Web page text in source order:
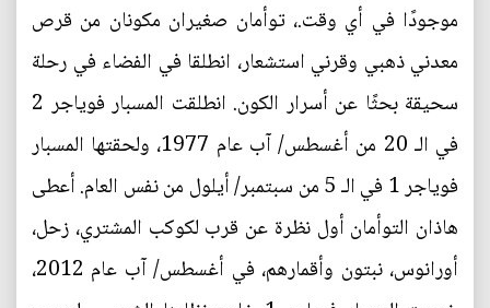
موجودًا في أي وقت.، توأمان صغيران مكونان من قرص
معدني ذهبي وقرني استشعار، انطلقا في الفضاء في رحلة
سحيقة بحثًا عن أسرار الكون. انطلقت المسبار فوياجر 2
في الـ 20 من أغسطس/ آب عام 1977، ولحقتها المسبار
فوياجر 1 في الـ 5 من سبتمبر/ أيلول من نفس العام. أعطى
هاذان التوأمان أول نظرة عن قرب لكوكب المشتري، زحل،
أورانوس، نبتون وأقمارهم، في أغسطس/ آب عام 2012،